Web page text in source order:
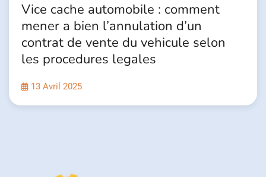
Vice cache automobile : comment
mener a bien l’annulation d’un
contrat de vente du vehicule selon
les procedures legales
13 Avril 2025